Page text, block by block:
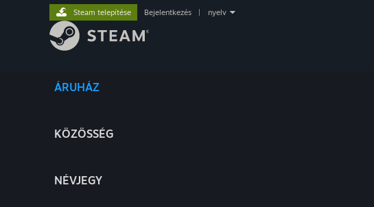
ÁRUHÁZ
KÖZÖSSÉG
NÉVJEGY
Steam telepítése Bejelentkezés nyelv